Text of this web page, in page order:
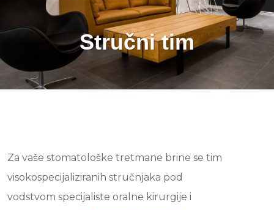
Stručni tim
Za vaše stomatološke tretmane brine se tim
visokospecijaliziranih stručnjaka pod
vodstvom specijaliste oralne kirurgije i